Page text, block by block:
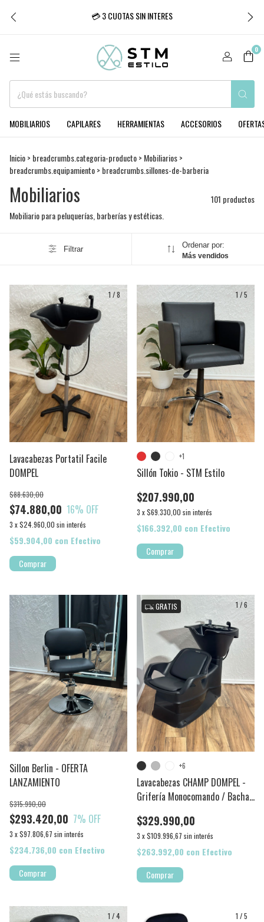
💳 3 CUOTAS SIN INTERES
0
MOBILIARIOS CAPILARES HERRAMIENTAS ACCESORIOS
Inicio> breadcrumbs.categoria-producto> Mobiliarios>
breadcrumbs.equipamiento> breadcrumbs.sillones-de-barberia
Mobiliarios
101 productos
Mobiliario para peluquerías, barberías y estéticas.
Filtrar Ordenar por:
Más vendidos
1 /8
Lavacabezas Portatil Facile
DOMPEL
$74.880,00
$88.630,00
16% OFF
3 x$24.960,00 sin interés
$59.904,00 con Efectivo
1 /5
Sillón Tokio - STM Estilo
$207.990,00
3 x$69.330,00 sin interés
$166.392,00 con Efectivo
+1
Comprar
/6
Sillon Berlin - OFERTA
LANZAMIENTO
$293.420,00
$315.990,00
7% OFF
3 x$97.806,67 sin interés
$234.736,00 con Efectivo
1/6
GRATIS
Lavacabezas CHAMP DOMPEL -
Grifería Monocomando / Bacha
$329.990,00
3 x$109.996,67 sin interés
$263.992,00 con Efectivo
+6
Comprar
1 /4 1 /5